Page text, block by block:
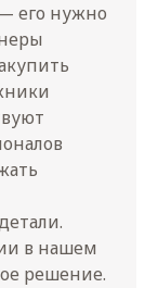
его нужно
в нашем
решение.